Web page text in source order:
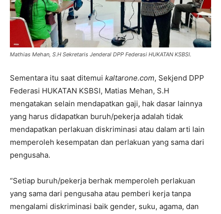
Mathias Mehan, S.H Sekretaris Jenderal DPP Federasi HUKATAN KSBSI.
Sementara itu saat ditemui kaltarone.com, Sekjend DPP
Federasi HUKATAN KSBSI, Matias Mehan, S.H
mengatakan selain mendapatkan gaji, hak dasar lainnya
yang harus didapatkan buruh/pekerja adalah tidak
mendapatkan perlakuan diskriminasi atau dalam arti lain
memperoleh kesempatan dan perlakuan yang sama dari
pengusaha.
“Setiap buruh/pekerja berhak memperoleh perlakuan
yang sama dari pengusaha atau pemberi kerja tanpa
mengalami diskriminasi baik gender, suku, agama, dan